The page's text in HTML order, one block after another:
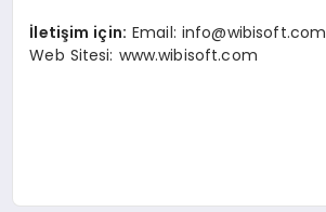
İletişim için: Email: info@wibisoft.com
Web Sitesi: www.wibisoft.com